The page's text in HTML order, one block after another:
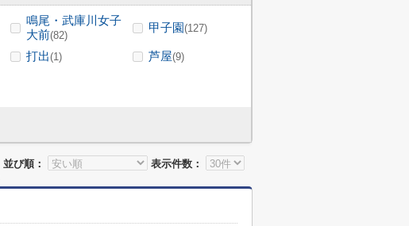
鳴尾・武庫川女子
大前(82)
甲子園(127)
打出(1) 芦屋(9)
並び順：
表示件数：